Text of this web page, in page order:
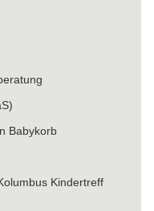
Babykorb
Kindertreff